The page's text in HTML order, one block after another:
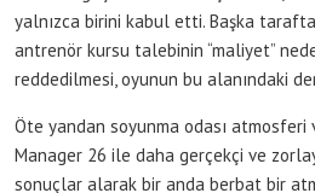
yalnızca birini kabul etti. Başka
antrenör kursu talebinin “maliyet”
reddedilmesi, oyunun bu alanındaki
Öte yandan soyunma odası
Manager 26 ile daha gerçekçi ve
sonuçlar alarak bir anda berbat bir